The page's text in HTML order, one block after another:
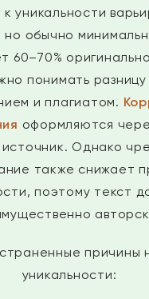
уникальности
но обычно
60–70%
понимать
и плагиатом.
оформляются
Однако
также снижает
поэтому текст
причины
уникальности: